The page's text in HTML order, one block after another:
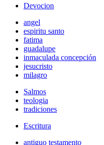
Devocion
angel
espiritu santo
fatima
guadalupe
inmaculada concepción
jesucristo
milagro
Salmos
teologia
tradiciones
Escritura
antiguo testamento